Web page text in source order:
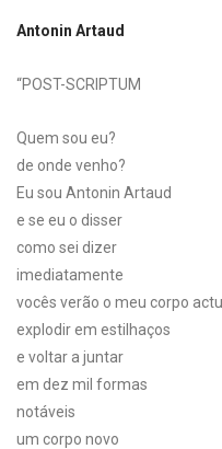
Antonin Artaud
“POST-SCRIPTUM
Quem sou eu?
de onde venho?
Eu sou Antonin Artaud
e se eu o disser
como sei dizer
imediatamente
vocês verão o meu corpo
explodir em estilhaços
e voltar a juntar
em dez mil formas
notáveis
um corpo novo